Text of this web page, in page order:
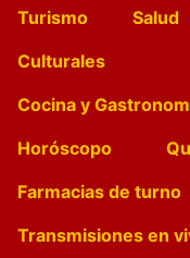
Turismo
Salud
Culturales
Cocina y
Horóscopo
Farmacias de turno
Transmisiones en